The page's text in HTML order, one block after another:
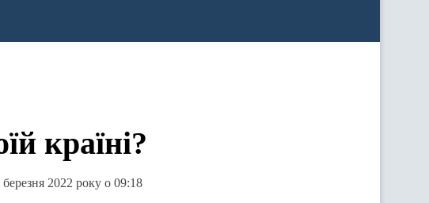
країні?
2022 року о 09:18